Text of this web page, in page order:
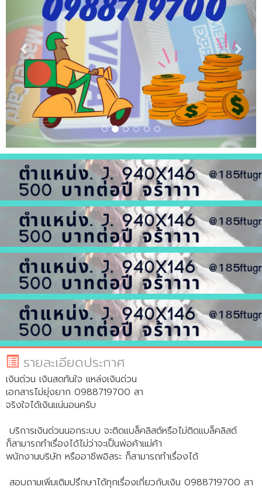
รายละเอียดประกาศ
เงินด่วน เงินสดทันใจ แหล่งเงินด่วน
เอกสารไม่ยุ่งยาก 0988719700 สา
จริงใจได้เงินแน่นอนครับ
บริการเงินด่วนนอกระบบ จะติดแบล็คลิสต์หรือไม่ติดแบล็คลิสต์
ก็สามารถทำเรื่องได้ไม่ว่าจะเป็นพ่อค้าแม่ค้า
พนักงานบริษัท หรืออาชีพอิสระ ก็สามารถทำเรื่องได้
สอบถามเพิ่มเติมปรึกษาได้ทุกเรื่องเกี่ยวกับเงิน 0988719700 สา